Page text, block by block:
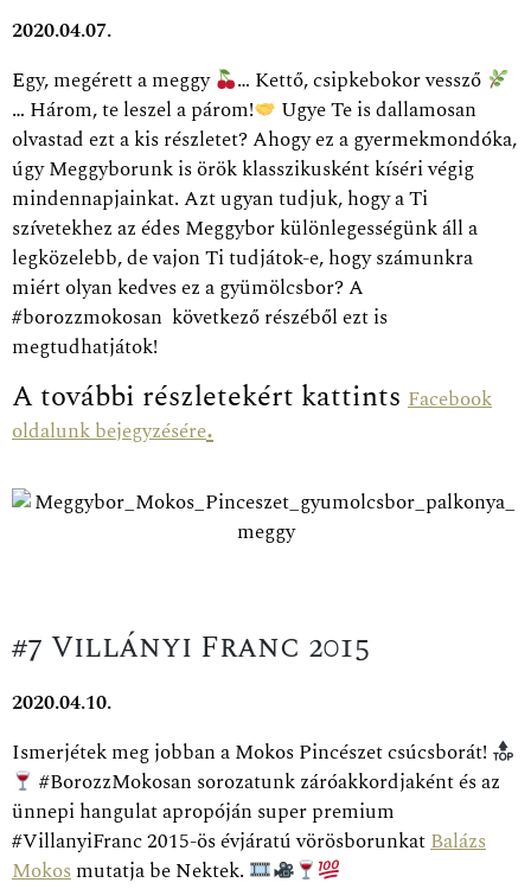
2020.04.07.
Egy, megérett a meggy
… Kettő, csipkebokor vessző
… Három, te leszel a párom!
Ugye Te is dallamosan
olvastad ezt a kis részletet? Ahogy ez a gyermekmondóka,
úgy Meggyborunk is örök klasszikusként kíséri végig
mindennapjainkat. Azt ugyan tudjuk, hogy a Ti
szívetekhez az édes Meggybor különlegességünk áll a
legközelebb, de vajon Ti tudjátok-e, hogy számunkra
miért olyan kedves ez a gyümölcsbor? A
#borozzmokosan következő részéből ezt is
megtudhatjátok!
A további részletekért kattints Facebook
oldalunk bejegyzésére.
#7 Villányi Franc 2015
2020.04.10.
Ismerjétek meg jobban a Mokos Pincészet csúcsborát!
#BorozzMokosan sorozatunk záróakkordjaként és az
ünnepi hangulat apropóján super premium
#VillanyiFranc 2015-ös évjáratú vörösborunkatBalázs
Mokosmutatja be Nektek.